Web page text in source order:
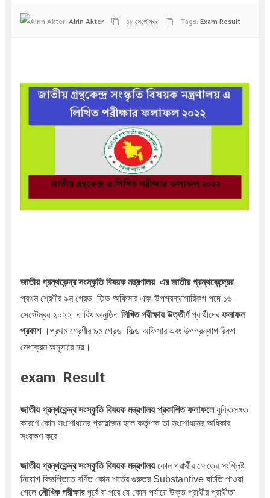
Airin Akter ১৮ সেপ্টেম্বর Tags: Exam Result
জাতীয় গ্রন্থকেন্দ্র সংস্কৃতি বিষয়ক মন্ত্রণালয়  এর জাতীয় গ্রন্থকেন্দ্রের
প্রথম শ্রেণীর ৯ম গ্রেড  ফিল্ড অফিসার এবং উপগ্রন্থাগারিকগ পদে ১৬
সেপ্টেম্বর ২০২২  তারিখ অনুষ্ঠিত লিখিত পরীক্ষায় উত্তীর্ণ প্রার্থীদের ফলাফল
প্রকাশ ।প্রথম শ্রেণীর ৯ম গ্রেড  ফিল্ড অফিসার এবং উপগ্রন্থাগারিকগ
মেধাক্রম অনুসারে নয়।
exam Result
জাতীয় গ্রন্থকেন্দ্র সংস্কৃতি বিষয়ক মন্ত্রণালয় প্রকাশিত ফলাফলে যুক্তিসঙ্গত
কারণে কোন সংশোধনের প্রয়োজন হলে কর্তৃপক্ষ তা সংশোধনের অধিকার
সংরক্ষণ করে।
জাতীয় গ্রন্থকেন্দ্র সংস্কৃতি বিষয়ক মন্ত্রণালয় কোন প্রার্থীর ক্ষেত্রে সংশ্লিষ্ট
নিয়োগ বিজ্ঞপ্তিতে বর্ণিত কোন শর্তের গুরুতর Substantive ঘাটতি পাওয়া
গেলে মৌখিক পরীক্ষার পূর্বে বা পরে যে কোন পর্যায়ে উক্ত প্রার্থীর প্রার্থীতা